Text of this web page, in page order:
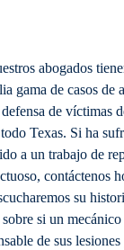
abogados
gama de casos de
de víctimas
Texas. Si ha
a un trabajo de
contáctenos
su
si un
de sus